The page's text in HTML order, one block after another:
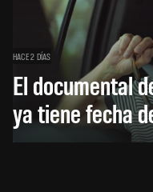
HACE 2 DÍAS
El documental
ya tiene fecha